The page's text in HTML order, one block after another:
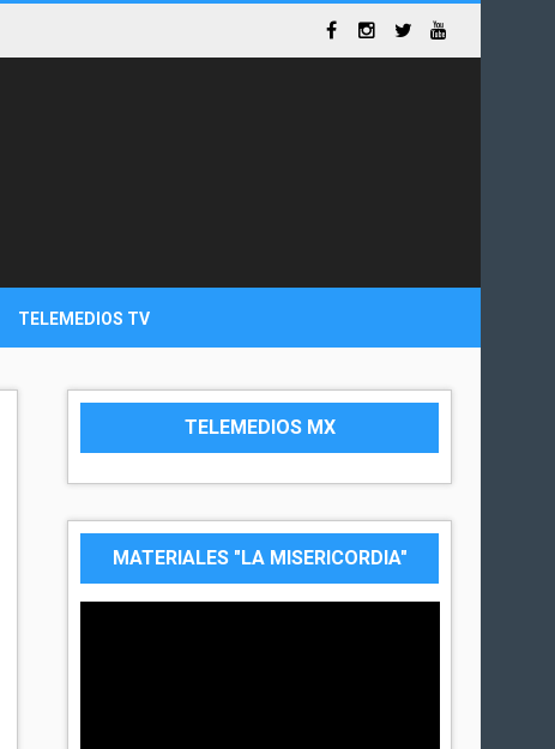
TELEMEDIOS TV
TELEMEDIOS MX
MATERIALES "LA MISERICORDIA"